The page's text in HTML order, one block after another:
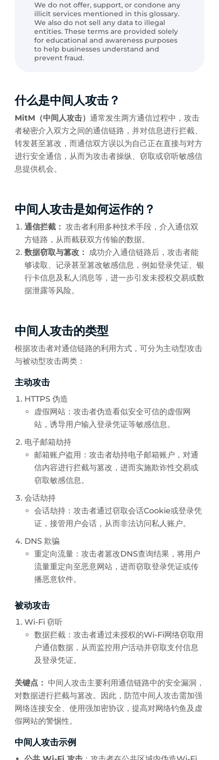
We do not offer, support, or condone any
illicit services mentioned in this glossary.
We also do not sell any data to illegal
entities. These terms are provided solely
for educational and awareness purposes
to help businesses understand and
prevent fraud.
什么是中间人攻击？
MitM（中间人攻击） 通常发生两方通信过程中，攻击
者秘密介入双方之间的通信链路，并对信息进行拦截、
转发甚至篡改，而通信双方误以为自己正在直接与对方
进行安全通信，从而为攻击者操纵、窃取或窃听敏感信
息提供机会。
中间人攻击是如何运作的？
通信拦截： 攻击者利用多种技术手段，介入通信双
方链路，从而截获双方传输的数据。
数据窃取与篡改： 成功介入通信链路后，攻击者能
够读取、记录甚至篡改敏感信息，例如登录凭证、银
行卡信息及私人消息等，进一步引发未授权交易或数
据泄露等风险。
中间人攻击的类型
根据攻击者对通信链路的利用方式，可分为主动型攻击
与被动型攻击两类：
主动攻击
HTTPS 伪造
虚假网站：攻击者伪造看似安全可信的虚假网
站，诱导用户输入登录凭证等敏感信息。
电子邮箱劫持
邮箱账户盗用：攻击者劫持电子邮箱账户，对通
信内容进行拦截与篡改，进而实施欺诈性交易或
窃取敏感信息。
会话劫持
会话劫持：攻击者通过窃取会话Cookie或登录凭
证，接管用户会话，从而非法访问私人账户。
DNS 欺骗
重定向流量：攻击者篡改DNS查询结果，将用户
流量重定向至恶意网站，进而窃取登录凭证或传
播恶意软件。
被动攻击
Wi-Fi 窃听
数据拦截：攻击者通过未授权的Wi-Fi网络窃取用
户通信数据，从而监控用户活动并窃取支付信息
及登录凭证。
关键点： 中间人攻击主要利用通信链路中的安全漏洞，
对数据进行拦截与篡改。因此，防范中间人攻击需加强
网络连接安全、使用强加密协议，提高对网络钓鱼及虚
假网站的警惕性。
中间人攻击示例